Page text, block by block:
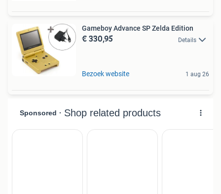
Gameboy Advance SP Zelda Edition
€ 330,95 Details
Bezoek website 1 aug 26